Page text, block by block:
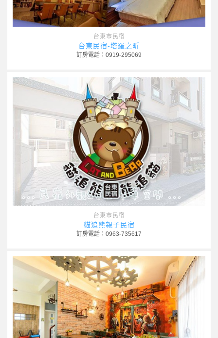
台東市民宿
台東民宿-塔羅之昕
訂房電話：0919-295069
台東市民宿
貓追熊親子民宿
訂房電話：0963-735617